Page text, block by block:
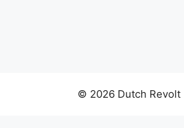
© 2026 Dutch Revolt